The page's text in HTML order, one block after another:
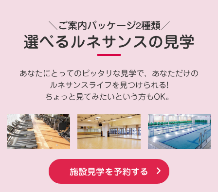
＼ご案内パッケージ2種類／
選べるルネサンスの見学
あなたにとってのピッタリな見学で、あなただけの
ルネサンスライフを見つけられる!
ちょっと見てみたいという方もOK。
施設見学を予約する